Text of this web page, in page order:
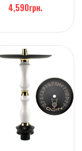
4,590грн.